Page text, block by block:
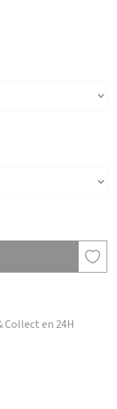
Collect en 24H